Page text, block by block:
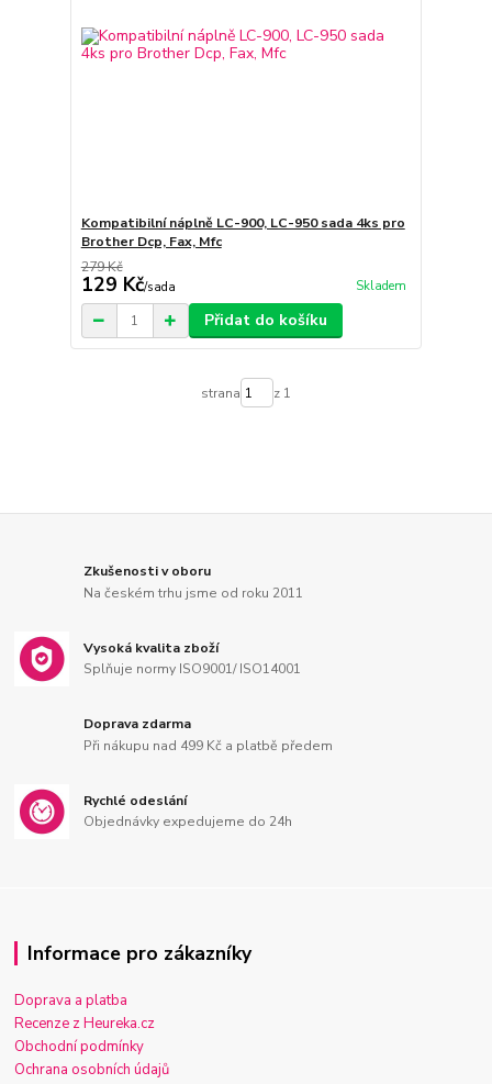
Kompatibilní náplně LC-900, LC-950 sada 4ks pro
Brother Dcp, Fax, Mfc
279 Kč
129 Kč/sada Skladem
Přidat do košíku
strana z 1
Zkušenosti v oboru
Na českém trhu jsme od roku 2011
Vysoká kvalita zboží
Splňuje normy ISO9001/ ISO14001
Doprava zdarma
Při nákupu nad 499 Kč a platbě předem
Rychlé odeslání
Objednávky expedujeme do 24h
Informace pro zákazníky
Doprava a platba
Recenze z Heureka.cz
Obchodní podmínky
Ochrana osobních údajů